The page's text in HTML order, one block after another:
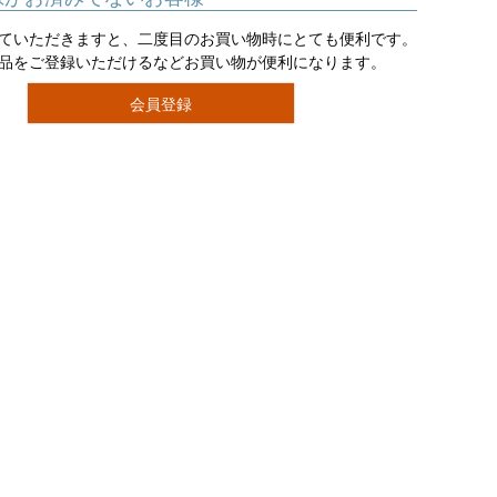
いただきますと、二度目のお買い物時にとても便利です。
をご登録いただけるなどお買い物が便利になります。
会員登録